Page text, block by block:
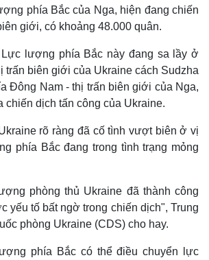
phía Bắc của Nga, hiện đang chiến
giới, có khoảng 48.000 quân.
Lực lượng phía Bắc này đang sa lầy ở
trấn biên giới của Ukraine cách Sudzha
Đông Nam - thị trấn biên giới của Nga,
chiến dịch tấn công của Ukraine.
rõ ràng đã cố tình vượt biên ở vị
phía Bắc đang trong tình trạng mỏng
phòng thủ Ukraine đã thành công
yếu tố bất ngờ trong chiến dịch", Trung
phòng Ukraine (CDS) cho hay.
phía Bắc có thể điều chuyển lực